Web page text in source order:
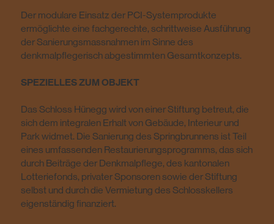
Der modulare Einsatz der PCI-Systemprodukte
ermöglichte eine fachgerechte, schrittweise Ausführung
der Sanierungsmassnahmen im Sinne des
denkmalpflegerisch abgestimmten Gesamtkonzepts.
SPEZIELLES ZUM OBJEKT
Das Schloss Hünegg wird von einer Stiftung betreut, die
sich dem integralen Erhalt von Gebäude, Interieur und
Park widmet. Die Sanierung des Springbrunnens ist Teil
eines umfassenden Restaurierungsprogramms, das sich
durch Beiträge der Denkmalpflege, des kantonalen
Lotteriefonds, privater Sponsoren sowie der Stiftung
selbst und durch die Vermietung des Schlosskellers
eigenständig finanziert.